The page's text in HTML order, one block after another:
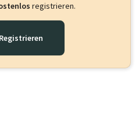
registrieren.